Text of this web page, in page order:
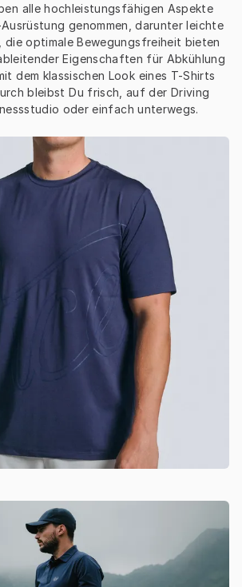
alle hochleistungsfähigen Aspekte
genommen, darunter leichte
optimale Bewegungsfreiheit bieten
Eigenschaften für Abkühlung
dem klassischen Look eines T-Shirts
bleibst Du frisch, auf der Driving
oder einfach unterwegs.